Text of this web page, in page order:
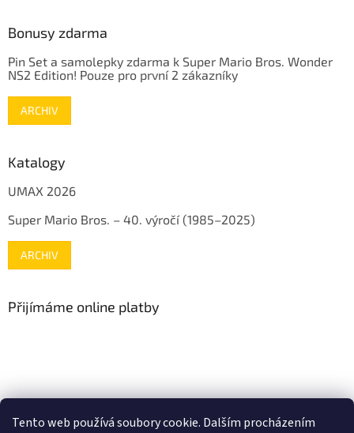
Tento web používá soubory cookie. Dalším procházením
Bonusy zdarma
Pin Set a samolepky zdarma k Super Mario Bros. Wonder
NS2 Edition! Pouze pro první 2 zákazníky
ARCHIV
Katalogy
UMAX 2026
Super Mario Bros. – 40. výročí (1985–2025)
ARCHIV
Přijímáme online platby
www.fleg.cz